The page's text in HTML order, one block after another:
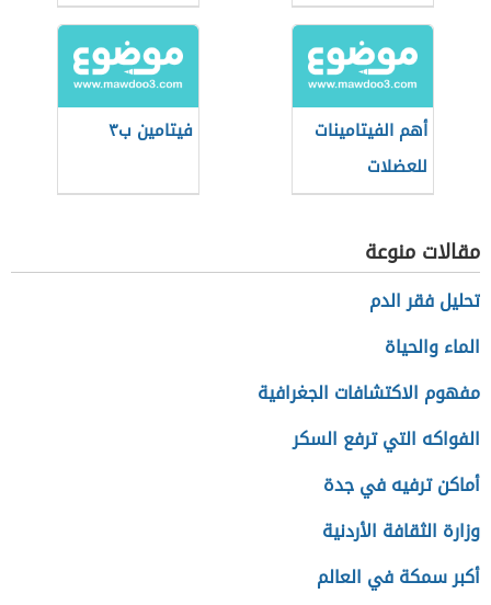
أهم الفيتامينات
للعضلات
فيتامين ب٣
مقالات منوعة
تحليل فقر الدم
الماء والحياة
مفهوم الاكتشافات الجغرافية
الفواكه التي ترفع السكر
أماكن ترفيه في جدة
وزارة الثقافة الأردنية
أكبر سمكة في العالم